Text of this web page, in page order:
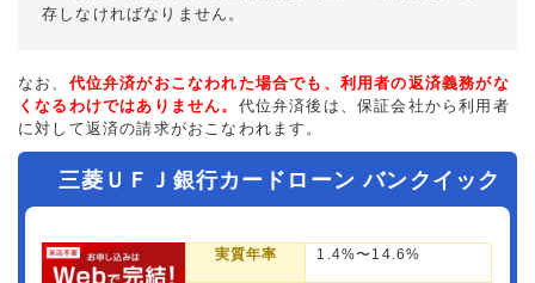
存しなければなりません。
なお、 代位弁済がおこなわれた場合でも、利用者の返済義務がな
くなるわけではありません。 代位弁済後は、保証会社から利用者
に対して返済の請求がおこなわれます。
三菱ＵＦＪ銀行カードローン バンクイック
実質年率 1.4%〜14.6%